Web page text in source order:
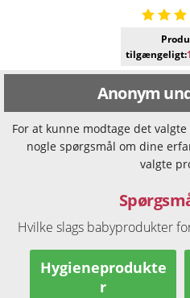
tilgængeligt:
Anonym
For at kunne modtage det
nogle spørgsmål om dine
valgte
Hvilke slags babyprodukter
Hygieneprodukte
r